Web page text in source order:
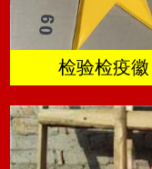
检验检疫徽